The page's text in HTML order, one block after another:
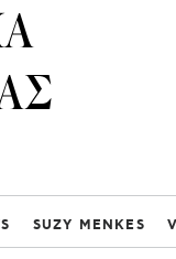
SUZY MENKES